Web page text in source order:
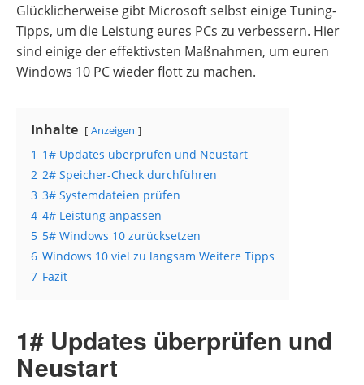
Glücklicherweise gibt Microsoft selbst einige Tuning-
Tipps, um die Leistung eures PCs zu verbessern. Hier
sind einige der effektivsten Maßnahmen, um euren
Windows 10 PC wieder flott zu machen.
Inhalte Anzeigen
1 1# Updates überprüfen und Neustart
2 2# Speicher-Check durchführen
3 3# Systemdateien prüfen
4 4# Leistung anpassen
5 5# Windows 10 zurücksetzen
6 Windows 10 viel zu langsam Weitere Tipps
7 Fazit
1# Updates überprüfen und
Neustart